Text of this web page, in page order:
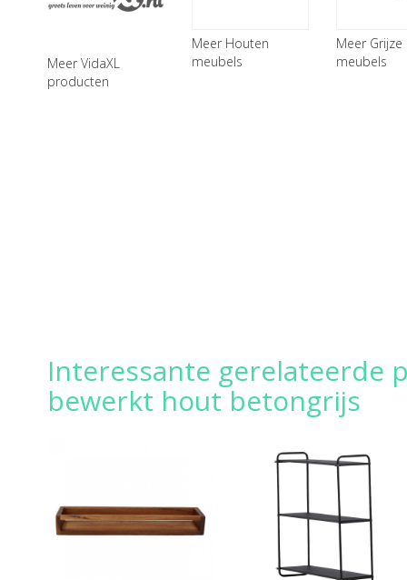
Meer VidaXL
producten
Meer Houten
meubels
Meer Grijze
meubels
Interessante gerelateerde
bewerkt hout betongrijs